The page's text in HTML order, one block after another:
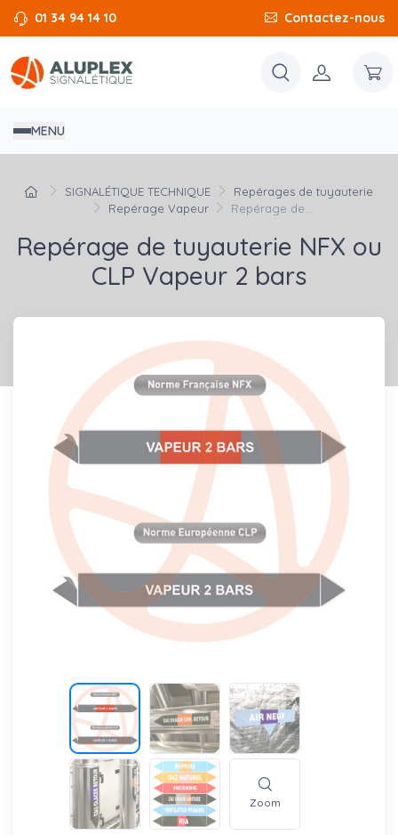
01 34 94 14 10 Contactez-nous
MENU
SIGNALÉTIQUE TECHNIQUE
Repérages de tuyauterie
Repérage Vapeur
Repérage de...
Repérage de tuyauterie NFX ou
CLP Vapeur 2 bars
Zoom